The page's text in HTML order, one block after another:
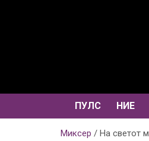
ПУЛС НИЕ
Миксер На светот